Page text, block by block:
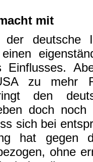
mit
deutsche
Einflusses.
zu mehr
den
doch noch
sich bei
hat gegen
ohne